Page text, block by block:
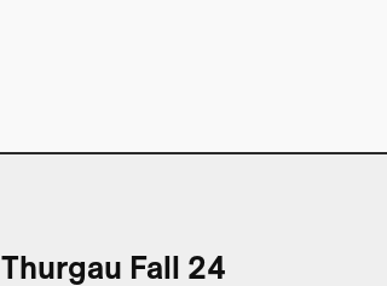
Thurgau Fall 24